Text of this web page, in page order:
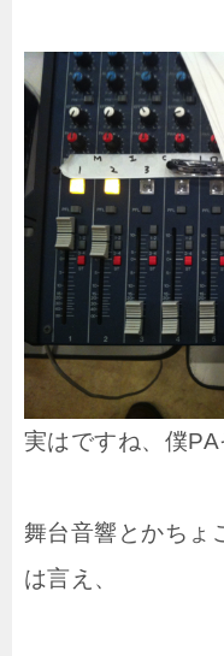
実はですね、僕
舞台音響とかちょ
は言え、